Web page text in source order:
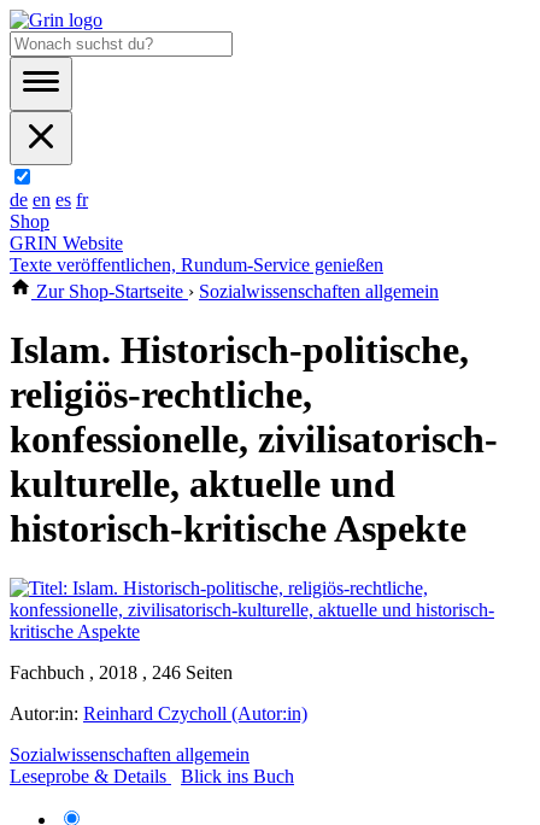
de en es fr
Shop
GRIN Website
Texte veröffentlichen, Rundum-Service genießen
Zur Shop-Startseite › Sozialwissenschaften allgemein
Islam. Historisch-politische,
religiös-rechtliche,
konfessionelle, zivilisatorisch-
kulturelle, aktuelle und
historisch-kritische Aspekte
Fachbuch , 2018 , 246 Seiten
Autor:in: Reinhard Czycholl (Autor:in)
Sozialwissenschaften allgemein
Leseprobe & Details
Blick ins Buch